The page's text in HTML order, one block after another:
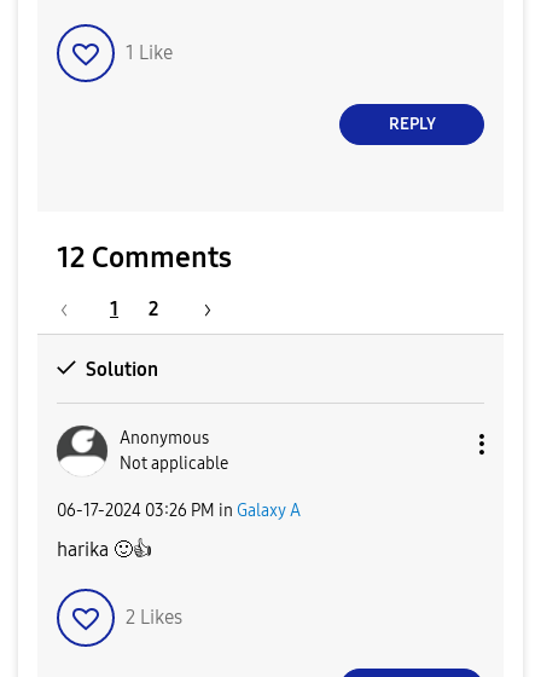
1 Like
REPLY
12 Comments
1 2
Solution
Anonymous
Not applicable
‎06-17-2024 03:26 PM in Galaxy A
harika 🙂👍
2 Likes